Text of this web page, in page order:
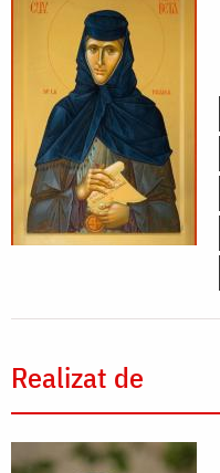
Realizat de